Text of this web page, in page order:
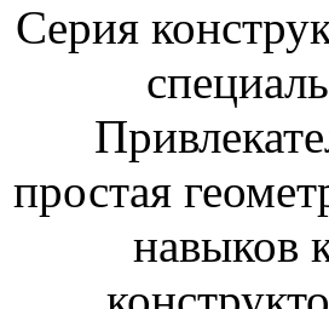
Серия
простая
навыков